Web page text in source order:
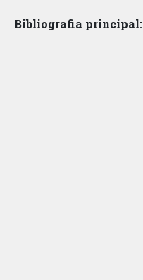
Bibliografia principal: